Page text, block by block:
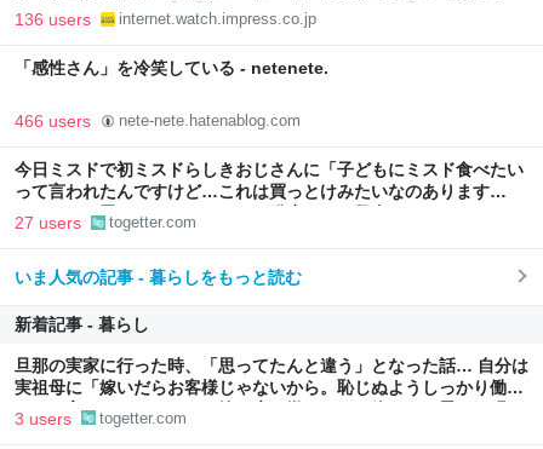
ざ・ろーど！その14】【空いた時間でなにしてる？】
136 users internet.watch.impress.co.jp
「感性さん」を冷笑している - netenete.
466 users nete-nete.hatenablog.com
今日ミスドで初ミスドらしきおじさんに「子どもにミスド食べたい
って言われたんですけど…これは買っとけみたいなのあります
か…？」と尋ねられるイベントが発生して、興奮した
27 users togetter.com
いま人気の記事 - 暮らしをもっと読む
新着記事 - 暮らし
旦那の実家に行った時、「思ってたんと違う」となった話… 自分は
実祖母に「嫁いだらお客様じゃないから。恥じぬようしっかり働
け」と言われていたので、嫁ぎ先で嫌われたら終わりと思い、張り
3 users togetter.com